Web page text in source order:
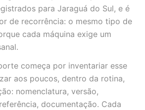
para Jaraguá do Sul, e é
de recorrência: o mesmo tipo de
cada máquina exige um
começa por inventariar esse
aos poucos, dentro da rotina,
nomenclatura, versão,
documentação. Cada